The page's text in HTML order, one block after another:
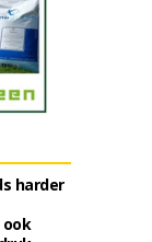
harder